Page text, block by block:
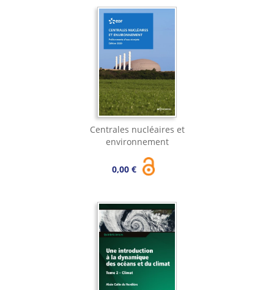
Centrales nucléaires et
environnement
0,00 €